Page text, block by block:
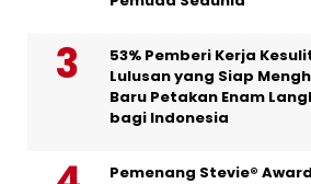
53% Pemberi Kerja
Lulusan yang Siap
Baru Petakan Enam
bagi Indonesia
Pemenang Stevie®